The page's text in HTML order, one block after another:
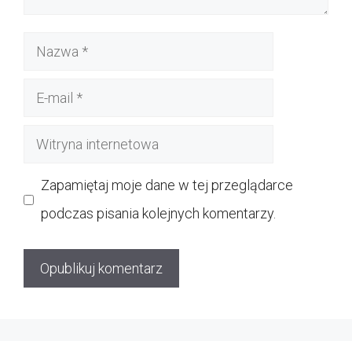
Nazwa
Witryna
Zapamiętaj moje dane w tej przeglądarce
podczas pisania kolejnych komentarzy.